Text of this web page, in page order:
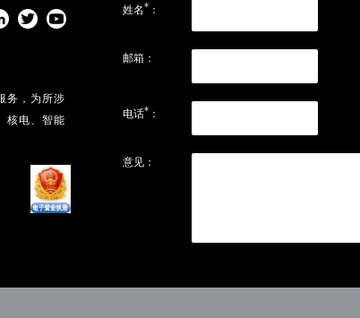
务，为所涉
核电、智能
姓名*：
邮箱：
电话*：
意见：